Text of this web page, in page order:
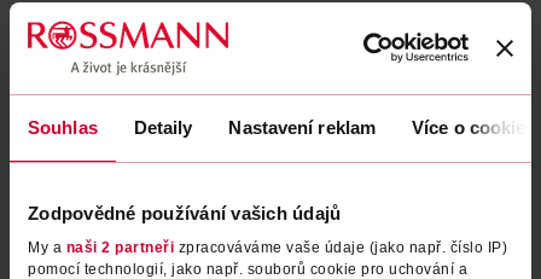
Souhlas Detaily Nastavení reklam Více o cookies
Zodpovědné používání vašich údajů
My a naši 2 partneři zpracováváme vaše údaje (jako např. číslo IP)
pomocí technologií, jako např. souborů cookie pro uchování a
Korektor a sérum Bare With
Korektor a sérum Bare With